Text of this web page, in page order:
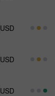
USD
USD
USD